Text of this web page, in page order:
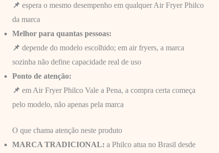
📌 espera o mesmo desempenho em qualquer Air Fryer Philco
da marca
Melhor para quantas pessoas:
📌 depende do modelo escolhido; em air fryers, a marca
sozinha não define capacidade real de uso
Ponto de atenção:
📌 em Air Fryer Philco Vale a Pena, a compra certa começa
pelo modelo, não apenas pela marca
O que chama atenção neste produto
MARCA TRADICIONAL: a Philco atua no Brasil desde